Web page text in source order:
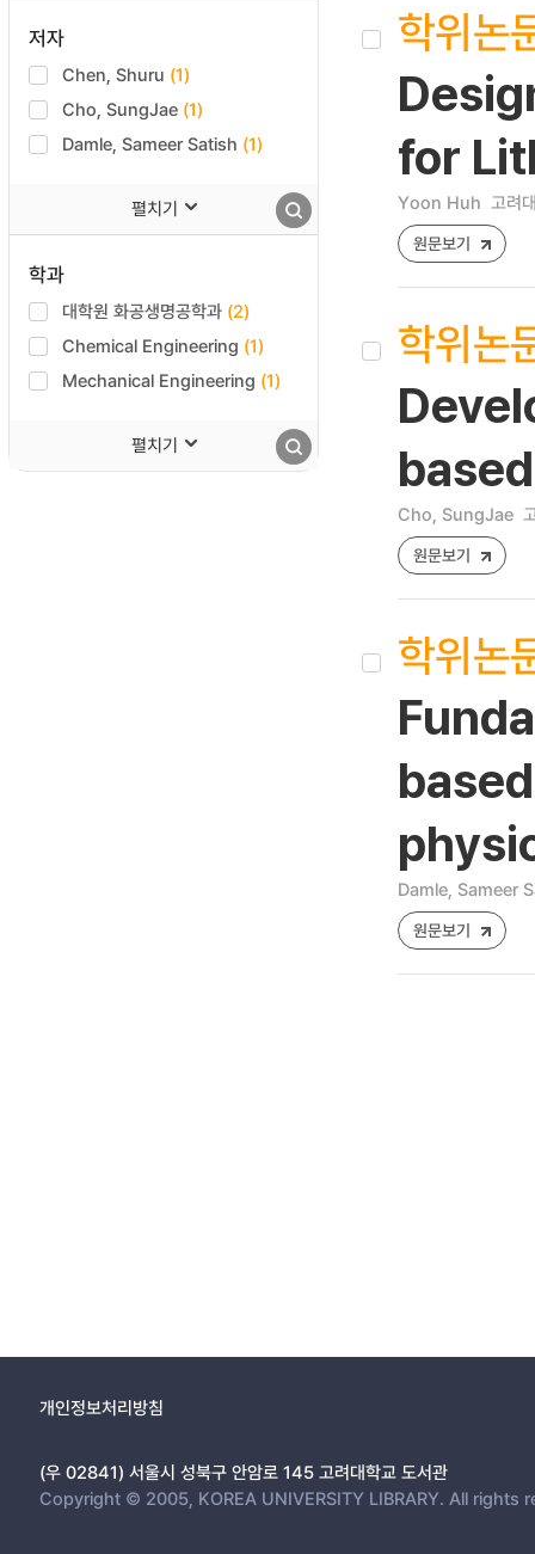
저자
Chen, Shuru (1)
Cho, SungJae (1)
Damle, Sameer Satish (1)
펼치기
학과
대학원 화공생명공학과 (2)
Chemical Engineering (1)
Mechanical Engineering (1)
펼치기
학위논
for
Yoon Huh 고려
원문보기
학위논
Cho, SungJae
원문보기
학위논
Damle, Sameer
원문보기
개인정보처리방침
(우 02841) 서울시 성북구 안암로 145 고려대학교 도서관
Copyright © 2005, KOREA UNIVERSITY LIBRARY. All rights